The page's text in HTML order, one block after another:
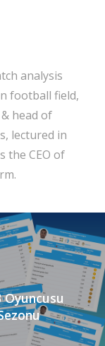
analysis
football field,
head of
lectured in
the CEO of
Oyuncusu